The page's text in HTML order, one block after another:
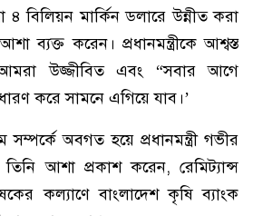
৪ বিলিয়ন মার্কিন ডলারে উন্নীত করা
ব্যক্ত করেন। প্রধানমন্ত্রীকে আশ্বস্ত
উজ্জীবিত এবং “সবার আগে
করে সামনে এগিয়ে যাব।’
সম্পর্কে অবগত হয়ে প্রধানমন্ত্রী গভীর
আশা প্রকাশ করেন, রেমিট্যান্স
কল্যাণে বাংলাদেশ কৃষি ব্যাংক